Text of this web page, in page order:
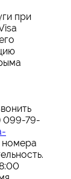
при
099-79-
номера